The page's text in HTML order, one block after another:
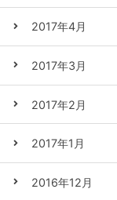
2017年4月
2017年3月
2017年2月
2017年1月
2016年12月